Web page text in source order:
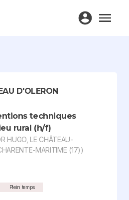
D'OLERON
techniques
rural (h/f)
HUGO, LE CHÂTEAU-
MARITIME (17))
Plein temps